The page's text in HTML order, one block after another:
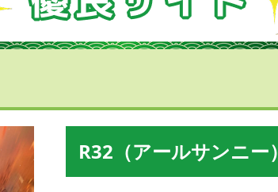
R32（アールサンニー）